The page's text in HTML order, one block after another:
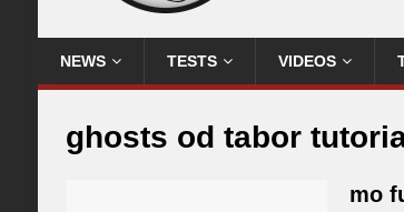
NEWS TESTS VIDEOS
ghosts od tabor
mo